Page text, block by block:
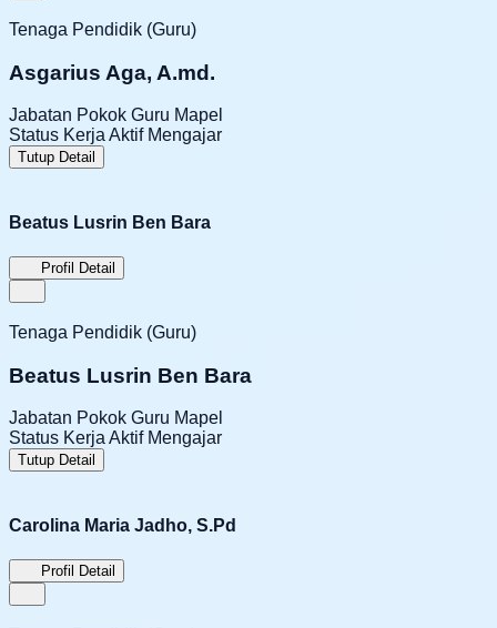
Tenaga Pendidik (Guru)
Asgarius Aga, A.md.
Jabatan Pokok Guru Mapel
Status Kerja Aktif Mengajar
Tutup Detail
Beatus Lusrin Ben Bara
Profil Detail
Tenaga Pendidik (Guru)
Beatus Lusrin Ben Bara
Jabatan Pokok Guru Mapel
Status Kerja Aktif Mengajar
Tutup Detail
Carolina Maria Jadho, S.Pd
Profil Detail